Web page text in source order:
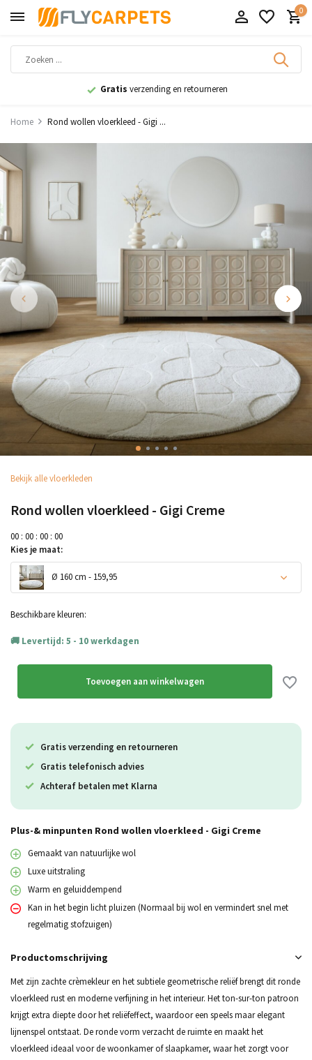
0
Gratis verzending en retourneren
Home Rond wollen vloerkleed - Gigi ...
Bekijk alle vloerkleden
Rond wollen vloerkleed - Gigi Creme
00 : 00 : 00 : 00
Kies je maat:
Ø 160 cm - 159,95
Beschikbare kleuren:
Levertijd: 5 - 10 werkdagen
Toevoegen aan winkelwagen
Gratis verzending en retourneren
Gratis telefonisch advies
Achteraf betalen met Klarna
Plus-& minpunten Rond wollen vloerkleed - Gigi Creme
Gemaakt van natuurlijke wol
Luxe uitstraling
Warm en geluiddempend
Kan in het begin licht pluizen (Normaal bij wol en vermindert snel met
regelmatig stofzuigen)
Productomschrijving
Met zijn zachte crèmekleur en het subtiele geometrische reliëf brengt dit ronde
vloerkleed rust en moderne verfijning in het interieur. Het ton-sur-ton patroon
krijgt extra diepte door het reliëfeffect, waardoor een speels maar elegant
lijnenspel ontstaat. De ronde vorm verzacht de ruimte en maakt het
vloerkleed ideaal voor de woonkamer of slaapkamer, waar het zorgt voor